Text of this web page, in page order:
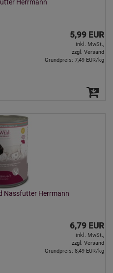
Herrmann
5,99 EUR
inkl. MwSt.,
zzgl. Versand
Grundpreis: 7,49 EUR/kg
Nassfutter Herrmann
6,79 EUR
inkl. MwSt.,
zzgl. Versand
Grundpreis: 8,49 EUR/kg